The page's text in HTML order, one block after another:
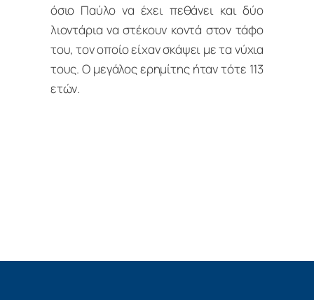
όσιο Παύλο να έχει πεθάνει και δύο
λιοντάρια να στέκουν κοντά στον τάφο
του, τον οποίο είχαν σκάψει με τα νύχια
τους. Ο μεγάλος ερημίτης ήταν τότε 113
ετών.